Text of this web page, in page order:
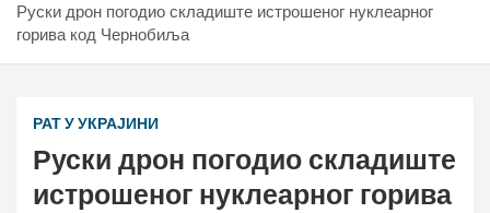
Руски дрон погодио складиште истрошеног нуклеарног
горива код Чернобиља
РАТ У УКРАЈИНИ
Руски дрон погодио складиште
истрошеног нуклеарног горива